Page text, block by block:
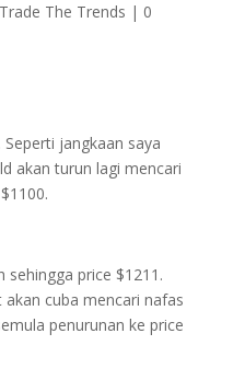
Trade The Trends | 0
jangkaan saya
akan turun lagi mencari
price $1211.
cuba mencari nafas
penurunan ke price